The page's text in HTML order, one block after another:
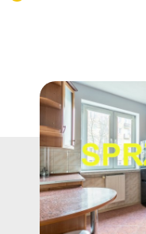
Dodaj do ulubionych